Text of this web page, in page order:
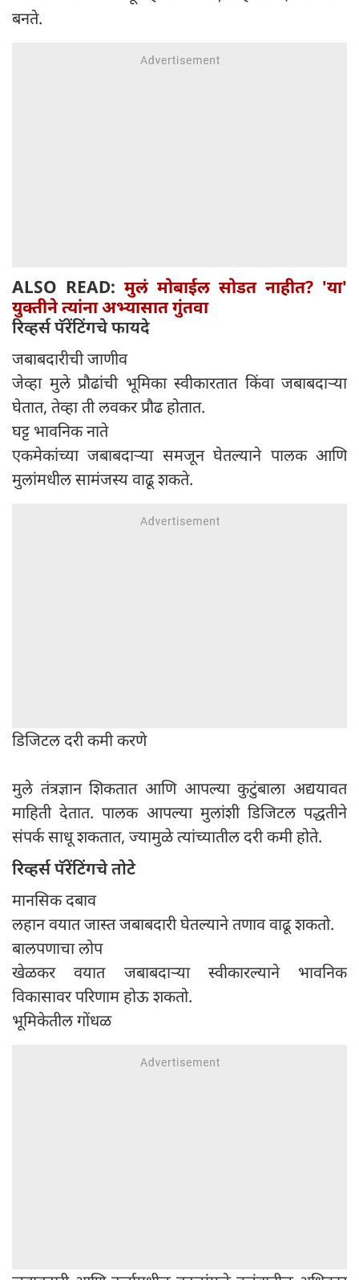
बनते.
ALSO READ: मुलं मोबाईल सोडत नाहीत? 'या'
युक्तीने त्यांना अभ्यासात गुंतवा
रिव्हर्स पॅरेंटिंगचे फायदे
जबाबदारीची जाणीव
जेव्हा मुले प्रौढांची भूमिका स्वीकारतात किंवा जबाबदाऱ्या
घेतात, तेव्हा ती लवकर प्रौढ होतात.
घट्ट भावनिक नाते
एकमेकांच्या जबाबदाऱ्या समजून घेतल्याने पालक आणि
मुलांमधील सामंजस्य वाढू शकते.
डिजिटल दरी कमी करणे
मुले तंत्रज्ञान शिकतात आणि आपल्या कुटुंबाला अद्ययावत
माहिती देतात. पालक आपल्या मुलांशी डिजिटल पद्धतीने
संपर्क साधू शकतात, ज्यामुळे त्यांच्यातील दरी कमी होते.
रिव्हर्स पॅरेंटिंगचे तोटे
मानसिक दबाव
लहान वयात जास्त जबाबदारी घेतल्याने तणाव वाढू शकतो.
बालपणाचा लोप
खेळकर वयात जबाबदाऱ्या स्वीकारल्याने भावनिक
विकासावर परिणाम होऊ शकतो.
भूमिकेतील गोंधळ